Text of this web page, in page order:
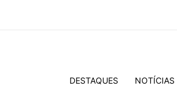
DESTAQUES NOTÍCIAS